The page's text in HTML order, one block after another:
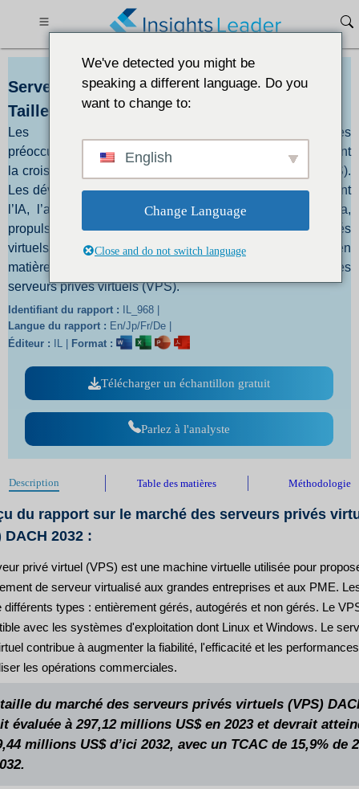
Serveur virtuel privé DACH (VPS) Marché
Taille 949,44 millions de dollars dici 2032
Les progrès technologiques croissants et les
préoccupations croissantes en matière de sécurité stimulent
la croissance du marché des serveurs privés virtuels (VPS).
Les développements technologiques croissants, notamment
l’IA, l’apprentissage automatique, l’analyse du Big Data,
propulsent la croissance du marché des serveurs privés
virtuels (VPS). De plus, les préoccupations croissantes en
matière de sécurité favorisent la croissance du marché des
serveurs privés virtuels (VPS).
Identifiant du rapport :
IL_968 |
Langue du rapport : En/Jp/Fr/De |
Éditeur :
IL | Format :
Télécharger un échantillon gratuit
Parlez à l'analyste
Description Table des matières Méthodologie
du rapport sur le marché des serveurs privés
DACH 2032 :
privé virtuel (VPS) est une machine virtuelle utilisée pour
de serveur virtualisé aux grandes entreprises et aux PME.
différents types : entièrement gérés, autogérés et non gérés. Le
avec les systèmes d'exploitation dont Linux et Windows. Le
contribue à augmenter la fiabilité, l'efficacité et les
les opérations commerciales.
du marché des serveurs privés virtuels (VPS)
évaluée à 297,12 millions US$ en 2023 et devrait
millions US$ d’ici 2032, avec un TCAC de 15,9% de
We've detected you might be
speaking a different language. Do you
want to change to:
English
Change Language
Close and do not switch language